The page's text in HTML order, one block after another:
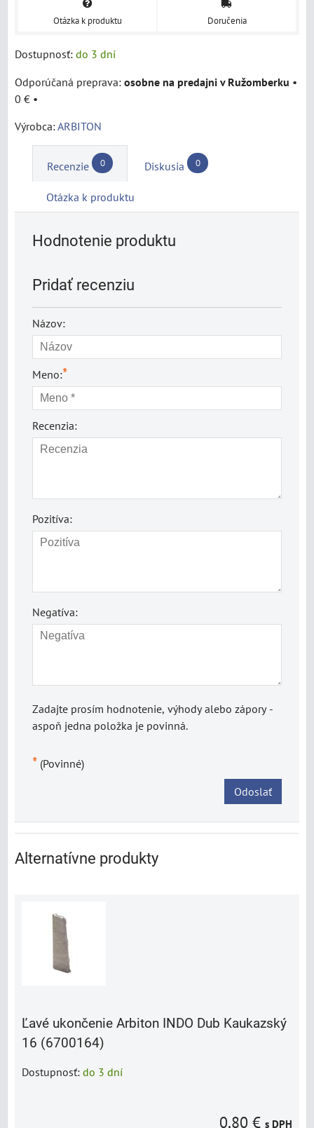
Otázka k produktu Doručenia
Dostupnosť: do 3 dní
osobne na predajni v Ružomberku •
0 € •
Výrobca:ARBITON
Recenzie 0 Diskusia 0
Otázka k produktu
Hodnotenie produktu
Pridať recenziu
Názov:
Meno:*
Recenzia:
Pozitíva:
Negatíva:
Zadajte prosím hodnotenie, výhody alebo zápory -
aspoň jedna položka je povinná.
* (Povinné)
Odoslať
Alternatívne produkty
Ľavé ukončenie Arbiton INDO Dub Kaukazský
16 (6700164)
Dostupnosť: do 3 dní
0,80 € s DPH